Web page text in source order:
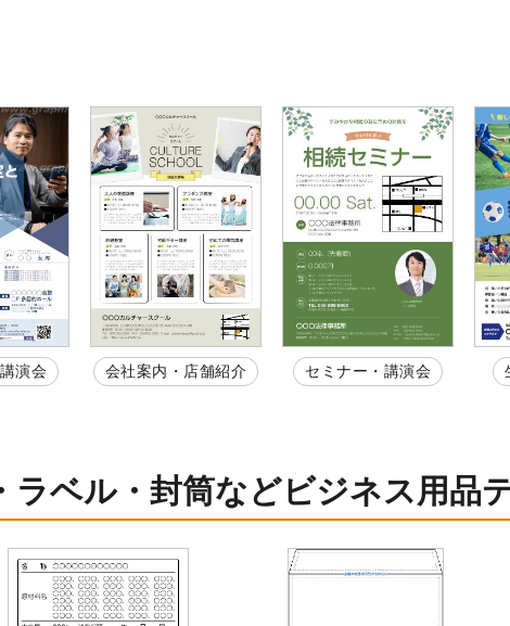
演会 会社案内・店舗紹介 セミナー・講演会
ラベル・封筒などビジネス用品